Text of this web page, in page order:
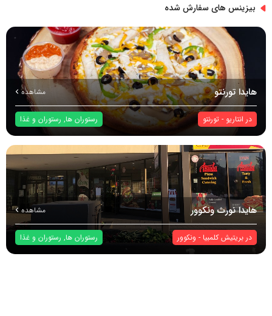
بیزینس های سفارش شده
هایدا تورنتو مشاهده
در انتاریو - تورنتو رستوران ها, رستوران و غذا
هایدا نورث ونکوور مشاهده
در بریتیش کلمبیا - ونکوور رستوران ها, رستوران و غذا